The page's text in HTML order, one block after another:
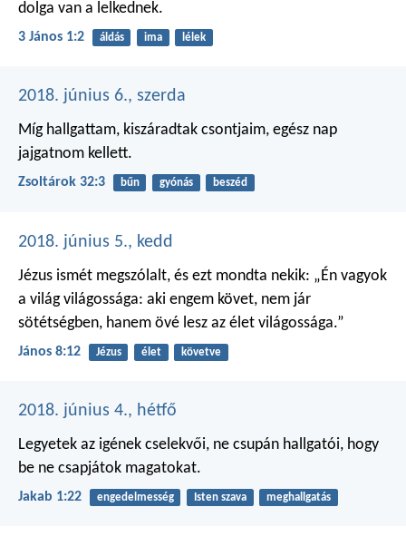
dolga van a lelkednek.
3 János 1:2 áldás ima lélek
2018. június 6., szerda
Míg hallgattam, kiszáradtak csontjaim, egész nap
jajgatnom kellett.
Zsoltárok 32:3 bűn gyónás beszéd
2018. június 5., kedd
Jézus ismét megszólalt, és ezt mondta nekik: „Én vagyok
a világ világossága: aki engem követ, nem jár
sötétségben, hanem övé lesz az élet világossága.”
János 8:12 Jézus élet követve
2018. június 4., hétfő
Legyetek az igének cselekvői, ne csupán hallgatói, hogy
be ne csapjátok magatokat.
Jakab 1:22 engedelmesség Isten szava meghallgatás